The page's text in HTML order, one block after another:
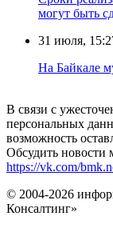
могут быть
31 июля,
Нa Бaйкaлe
В связи с
персональных
возможность
Обсудить новости
https://vk.com/
© 2004-2026
Консалтинг»